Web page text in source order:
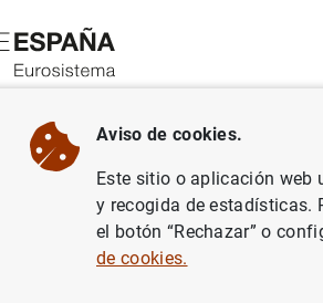
Sobre el Banco Áreas de actuación
Noticias y eventos Noticias del Banco de
Aviso de cookies.
Este sitio o aplicación web
y recogida de estadísticas.
el botón “Rechazar” o
de cookies.